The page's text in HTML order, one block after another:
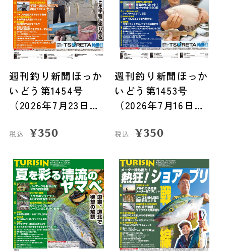
週刊釣り新聞ほっか
いどう第1454号
（2026年7月23日発
税込 ¥350
週刊釣り新聞ほっか
いどう第1453号
（2026年7月16日発
税込 ¥350